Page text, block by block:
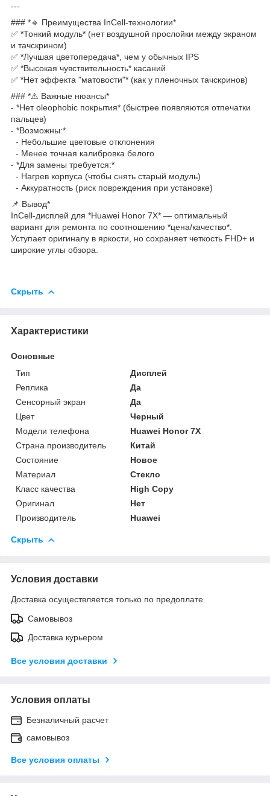
---
### *🔹 Преимущества InCell-технологии*
✅ *Тонкий модуль* (нет воздушной прослойки между экраном
и тачскрином)
✅ *Лучшая цветопередача*, чем у обычных IPS
✅ *Высокая чувствительность* касаний
✅ *Нет эффекта "матовости"* (как у пленочных тачскринов)
### *⚠ Важные нюансы*
- *Нет oleophobic покрытия* (быстрее появляются отпечатки
пальцев)
- *Возможны:*
- Небольшие цветовые отклонения
- Менее точная калибровка белого
- *Для замены требуется:*
- Нагрев корпуса (чтобы снять старый модуль)
- Аккуратность (риск повреждения при установке)
📌 Вывод*
InCell-дисплей для *Huawei Honor 7X* — оптимальный
вариант для ремонта по соотношению *цена/качество*.
Уступает оригиналу в яркости, но сохраняет четкость FHD+ и
широкие углы обзора.
Скрыть
Характеристики
Основные
Тип
Дисплей
Реплика
Да
Сенсорный экран
Да
Цвет
Черный
Модели телефона
Huawei Honor 7X
Страна производитель
Китай
Состояние
Новое
Материал
Стекло
Класс качества
High Copy
Оригинал
Нет
Производитель
Huawei
Скрыть
Условия доставки
Доставка осуществляется только по предоплате.
Самовывоз
Доставка курьером
Все условия доставки
Условия оплаты
Безналичный расчет
самовывоз
Все условия оплаты